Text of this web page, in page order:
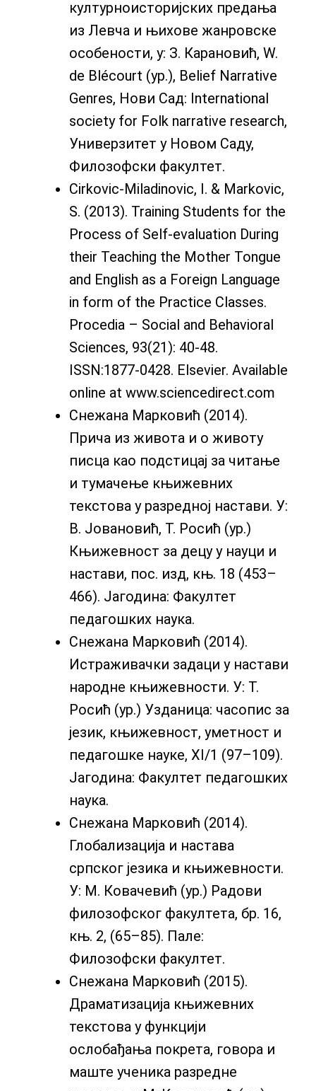
културноисторијских предања
из Левча и њихове жанровске
особености, у: З. Карановић, W.
de Blécourt (ур.), Belief Narrative
Genres, Нови Сад: International
society for Folk narrative research,
Универзитет у Новом Саду,
Филозофски факултет.
Cirkovic-Miladinovic, I. & Markovic,
S. (2013). Training Students for the
Process of Self-evaluation During
their Teaching the Mother Tongue
and English as a Foreign Language
in form of the Practice Classes.
Procedia – Social and Behavioral
Sciences, 93(21): 40-48.
ISSN:1877-0428. Elsevier. Available
online at www.sciencedirect.com
Снежана Марковић (2014).
Прича из живота и о животу
писца као подстицај за читање
и тумачење књижевних
текстова у разредној настави. У:
В. Јовановић, Т. Росић (ур.)
Књижевност за децу у науци и
настави, пос. изд, књ. 18 (453–
466). Јагодина: Факултет
педагошких наука.
Снежана Марковић (2014).
Истраживачки задаци у настави
народне књижевности. У: Т.
Росић (ур.) Узданица: часопис за
језик, књижевност, уметност и
педагошке науке, XI/1 (97–109).
Јагодина: Факултет педагошких
наука.
Снежана Марковић (2014).
Глобализација и настава
српског језика и књижевности.
У: М. Ковачевић (ур.) Радови
филозофског факултета, бр. 16,
књ. 2, (65–85). Пале:
Филозофски факултет.
Снежана Марковић (2015).
Драматизација књижевних
текстова у функцији
ослобађања покрета, говора и
маште ученика разредне